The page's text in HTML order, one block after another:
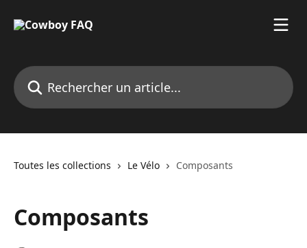
Rechercher un article...
Toutes les collections Le Vélo Composants
Composants